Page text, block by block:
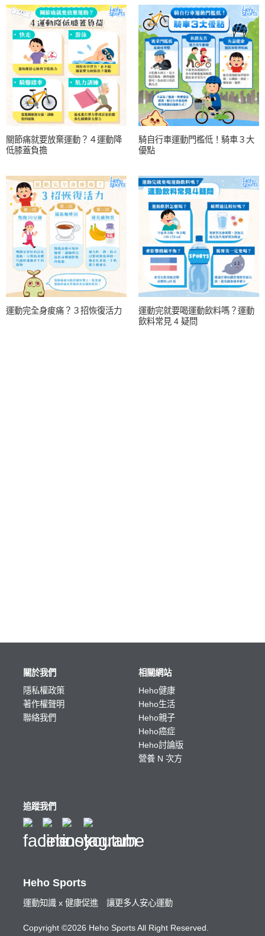
關節痛就要放棄運動？４運動降
低膝蓋負擔
騎自行車運動門檻低！騎車３大
優點
運動完全身痠痛？３招恢復活力
運動完就要喝運動飲料嗎？運動
飲料常見 4 疑問
Heho Sports
運動知識 x 健康促進 讓更多人安心運動
Copyright ©2026 Heho Sports All Right Reserved.
關於我們
隱私權政策
著作權聲明
聯絡我們
相關網站
Heho健康
Heho生活
Heho親子
Heho癌症
Heho討論版
營養 N 次方
追蹤我們